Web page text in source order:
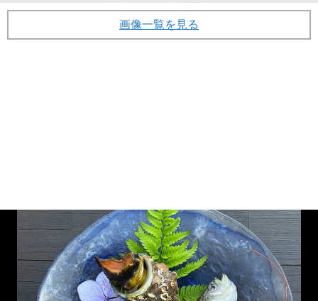
画像一覧を見る